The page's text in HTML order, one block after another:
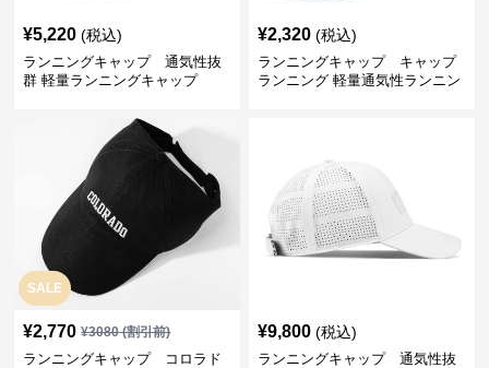
¥5,220 (税込)
ランニングキャップ 通気性抜
群 軽量ランニングキャップ
¥2,320 (税込)
ランニングキャップ キャップ
ランニング 軽量通気性ランニン
SALE
¥2,770 ¥3080(割引前)
ランニングキャップ コロラド
¥9,800 (税込)
ランニングキャップ 通気性抜